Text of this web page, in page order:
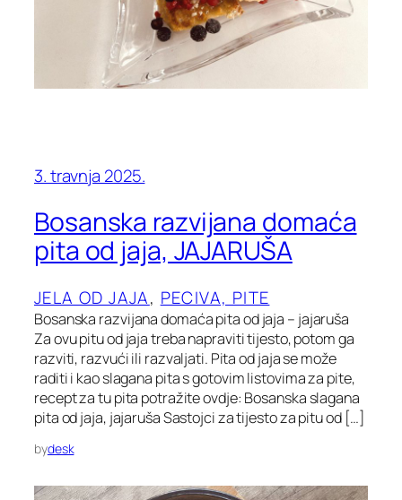
3. travnja 2025.
Bosanska razvijana domaća
pita od jaja, JAJARUŠA
JELA OD JAJA, PECIVA, PITE
Bosanska razvijana domaća pita od jaja – jajaruša
Za ovu pitu od jaja treba napraviti tijesto, potom ga
razviti, razvući ili razvaljati. Pita od jaja se može
raditi i kao slagana pita s gotovim listovima za pite,
recept za tu pita potražite ovdje: Bosanska slagana
pita od jaja, jajaruša Sastojci za tijesto za pitu od […]
bydesk